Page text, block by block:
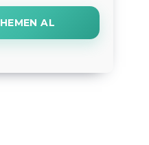
HEMEN AL